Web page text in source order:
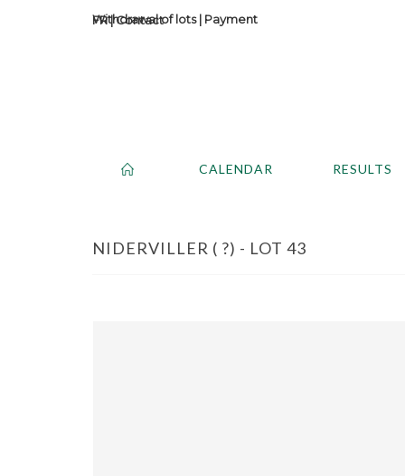
Contact
Withdrawal of lots| Payment
CALENDAR RESULTS
NIDERVILLER ( ?) - LOT 43